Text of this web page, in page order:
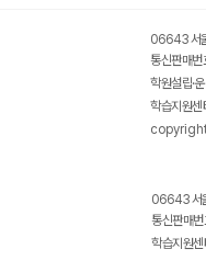
06643 서
통신판매
학원설립·
학습지원
06643 서
통신판매
학습지원